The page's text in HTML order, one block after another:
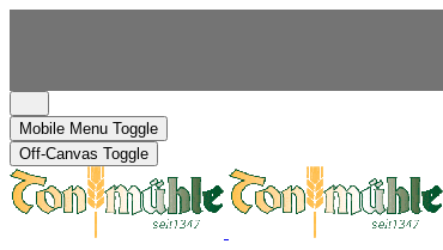
Mobile Menu Toggle
Off-Canvas Toggle